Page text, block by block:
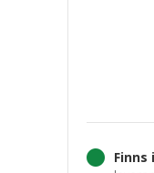
Finns